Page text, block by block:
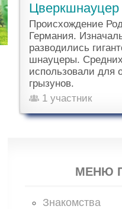
Цверкшнауцер
Происхождение
Германия.
разводились
шнауцеры.
использовали для
грызунов.
1 участник
МЕНЮ
Знакомства